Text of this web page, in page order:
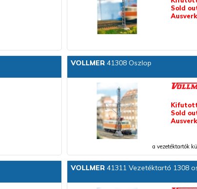
Sold
VOLLMER41308 Oszlop
Sold
a vezetéktartók
VOLLMER41311 Vezetéktartó 1308